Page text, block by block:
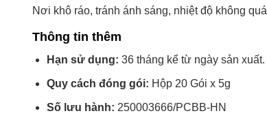
Nơi khô ráo, tránh ánh sáng, nhiệt độ không
Thông tin thêm
Hạn sử dụng: 36 tháng kể từ ngày sản xuất.
Quy cách đóng gói: Hộp 20 Gói x 5g
Số lưu hành: 250003666/PCBB-HN